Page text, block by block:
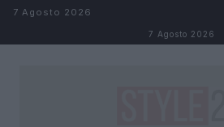
Salta al contenuto
7 Agosto 2026
7 Agosto 2026